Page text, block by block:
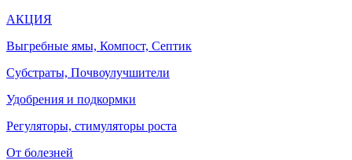
АКЦИЯ
Выгребные ямы, Компост, Септик
Субстраты, Почвоулучшители
Удобрения и подкормки
Регуляторы, стимуляторы роста
От болезней